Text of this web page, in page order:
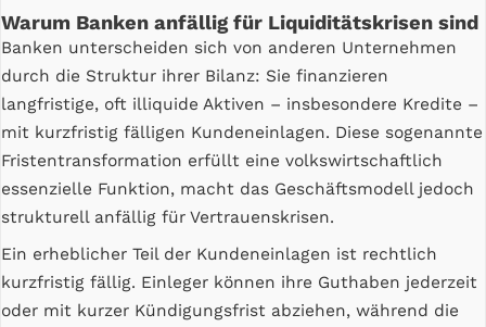
Warum Banken anfällig für Liquiditätskrisen sind
Banken unterscheiden sich von anderen Unternehmen
durch die Struktur ihrer Bilanz: Sie finanzieren
langfristige, oft illiquide Aktiven – insbesondere Kredite –
mit kurzfristig fälligen Kundeneinlagen. Diese sogenannte
Fristentransformation erfüllt eine volkswirtschaftlich
essenzielle Funktion, macht das Geschäftsmodell jedoch
strukturell anfällig für Vertrauenskrisen.
Ein erheblicher Teil der Kundeneinlagen ist rechtlich
kurzfristig fällig. Einleger können ihre Guthaben jederzeit
oder mit kurzer Kündigungsfrist abziehen, während die